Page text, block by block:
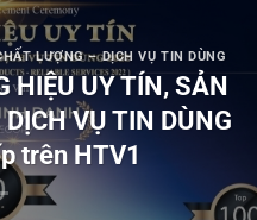
LƯỢNG – DỊCH VỤ TIN DÙNG
HIỆU UY TÍN, SẢN
VỤ TIN DÙNG
trên HTV1